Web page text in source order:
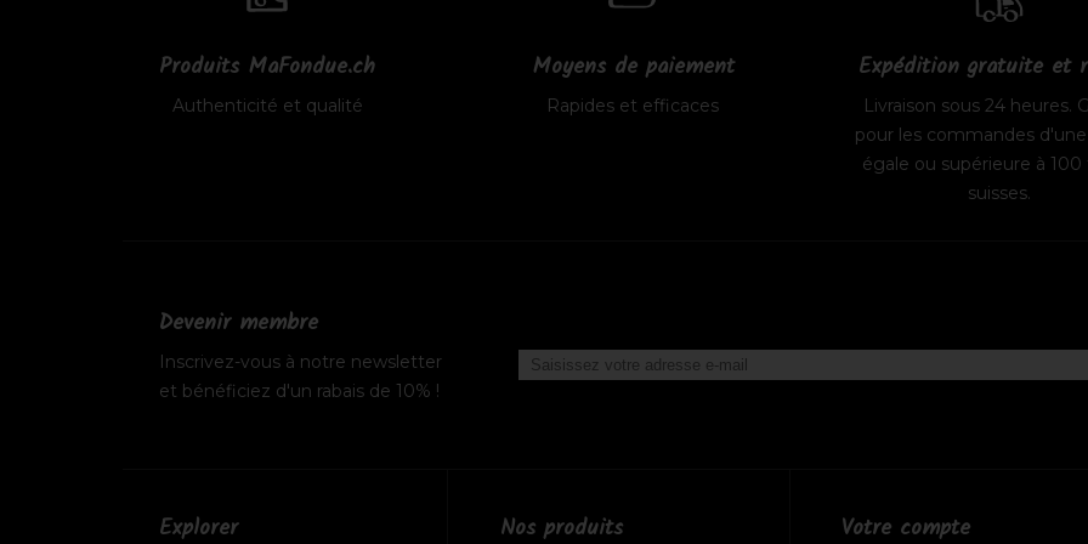
Produits MaFondue.ch
Authenticité et qualité
Moyens de paiement
Rapides et efficaces
Expédition gratuite et
Livraison sous 24 heures.
pour les commandes
égale ou supérieure à 100
suisses.
Devenir membre
Inscrivez-vous à notre newsletter
et bénéficiez d'un rabais de 10% !
Explorer Nos produits Votre compte